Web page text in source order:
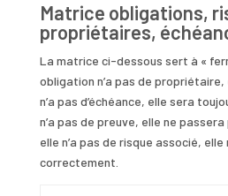
Matrice obligations,
propriétaires,
La matrice ci-dessous sert à «
obligation n’a pas de propriétaire,
n’a pas d’échéance, elle sera
n’a pas de preuve, elle ne
elle n’a pas de risque associé,
correctement.